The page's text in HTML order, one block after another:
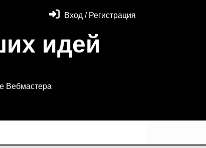
Вход / Регистрация
идей
Вебмастера